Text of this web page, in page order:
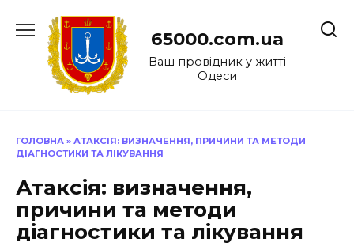
до
65000.com.ua
Ваш провідник у житті
Одеси
ГОЛОВНА » АТАКСІЯ: ВИЗНАЧЕННЯ, ПРИЧИНИ ТА МЕТОДИ
ДІАГНОСТИКИ ТА ЛІКУВАННЯ
Атаксія: визначення,
причини та методи
діагностики та лікування